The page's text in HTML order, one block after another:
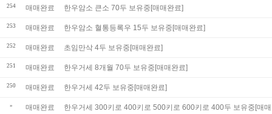
254 매매완료 한우암소 큰소 70두 보유중[매매완료]
253 매매완료 한우암소 혈통등록우 15두 보유중[매매완료]
252 매매완료 초임만삭 4두 보유중[매매완료]
251 매매완료 한우거세 8개월 70두 보유중[매매완료]
250 매매완료 한우거세 42두 보유중[매매완료]
» 매매완료 한우거세 300키로 400키로 500키로 600키로 400두 보유중[매